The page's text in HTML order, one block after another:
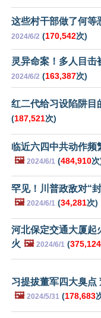
这些村干部做了何等
2024/6/2 (170,542次)
灵异命案！多人目击
2024/6/2 (163,387次)
红二代给习设陷阱目
(187,521次)
临近六四中共动作频
🖼️ 2024/6/1 (484,910次
罕见！川普政敌对“
🖼️ 2024/6/1 (34,281次)
河北保定交通大厦起
火 🖼️ 2024/6/1 (375,124
习提拔董军四大臭点
🖼️ 2024/5/31 (178,683